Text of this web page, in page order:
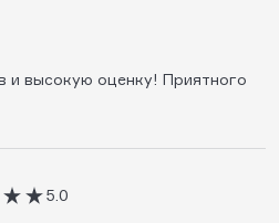
и высокую оценку! Приятного
5.0